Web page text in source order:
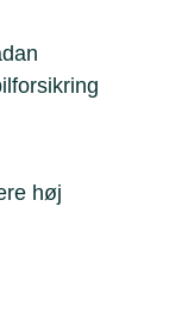
høj